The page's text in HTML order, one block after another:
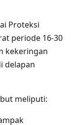
Proteksi
periode 16-30
kekeringan
delapan
meliputi: